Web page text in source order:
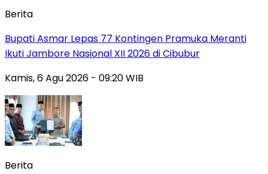
Berita
Bupati Asmar Lepas 77 Kontingen Pramuka Meranti
Ikuti Jambore Nasional XII 2026 di Cibubur
Kamis, 6 Agu 2026 - 09:20 WIB
Berita